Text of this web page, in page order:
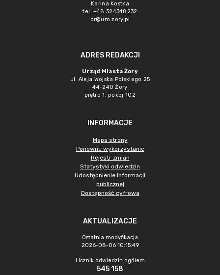
Karina Kostka
tel. +48 324348232
or@um.zory.pl
ADRES REDAKCJI
Urząd Miasta Żory
ul. Aleja Wojska Polskiego 25
44-240 Żory
piętro 1, pokój 102
INFORMACJE
Mapa strony
Ponowne wykorzystanie
Rejestr zmian
Statystyki odwiedzin
Udostępnienie informacji
publicznej
Dostępność cyfrowa
AKTUALIZACJE
Ostatnia modyfikacja
2026-08-06 10:15:49
Licznik odwiedzin ogółem
545 158